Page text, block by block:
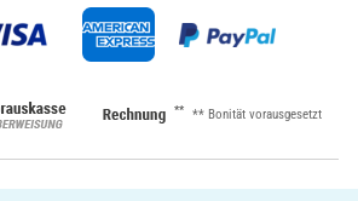
** ** Bonität vorausgesetzt